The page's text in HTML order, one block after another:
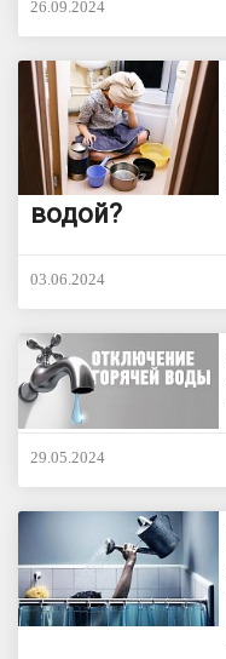
26.09.2024
водой?
03.06.2024
29.05.2024